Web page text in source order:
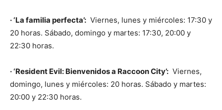
· ‘La familia perfecta’: Viernes, lunes y miércoles: 17:30 y
20 horas. Sábado, domingo y martes: 17:30, 20:00 y
22:30 horas.
· ‘Resident Evil: Bienvenidos a Raccoon City’: Viernes,
domingo, lunes y miércoles: 20 horas. Sábado y martes:
20:00 y 22:30 horas.